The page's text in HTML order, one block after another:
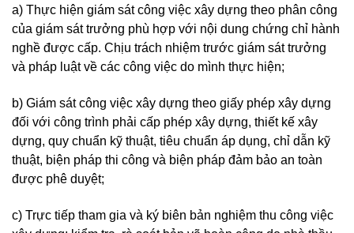
a) Thực hiện giám sát công việc xây dựng theo phân công
của giám sát trưởng phù hợp với nội dung chứng chỉ hành
nghề được cấp. Chịu trách nhiệm trước giám sát trưởng
và pháp luật về các công việc do mình thực hiện;
b) Giám sát công việc xây dựng theo giấy phép xây dựng
đối với công trình phải cấp phép xây dựng, thiết kế xây
dựng, quy chuẩn kỹ thuật, tiêu chuẩn áp dụng, chỉ dẫn kỹ
thuật, biện pháp thi công và biện pháp đảm bảo an toàn
được phê duyệt;
c) Trực tiếp tham gia và ký biên bản nghiệm thu công việc